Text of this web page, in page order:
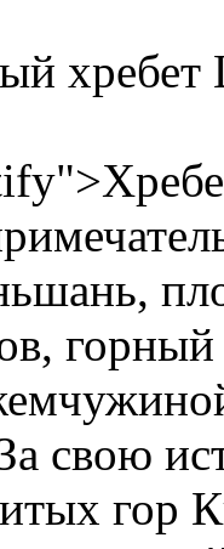
хребет
свою
гор